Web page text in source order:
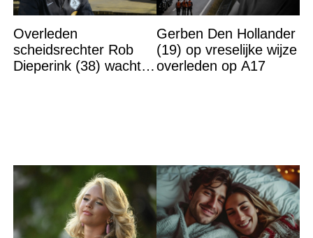
Overleden
scheidsrechter Rob
Dieperink (38) wachtte
Gerben Den Hollander
(19) op vreselijke wijze
overleden op A17